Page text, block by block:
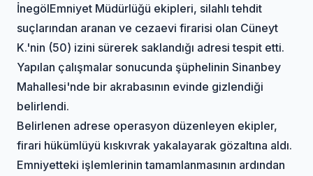
İnegölEmniyet Müdürlüğü ekipleri, silahlı tehdit
suçlarından aranan ve cezaevi firarisi olan Cüneyt
K.'nin (50) izini sürerek saklandığı adresi tespit etti.
Yapılan çalışmalar sonucunda şüphelinin Sinanbey
Mahallesi'nde bir akrabasının evinde gizlendiği
belirlendi.
Belirlenen adrese operasyon düzenleyen ekipler,
firari hükümlüyü kıskıvrak yakalayarak gözaltına aldı.
Emniyetteki işlemlerinin tamamlanmasının ardından